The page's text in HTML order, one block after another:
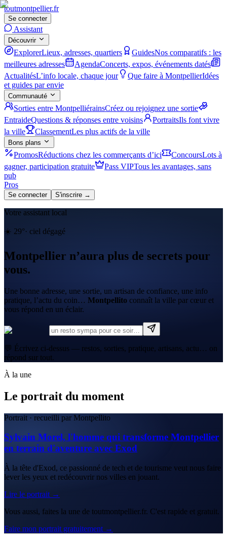
toutmontpellier.fr
Se connecter
Assistant
Découvrir
ExplorerLieux, adresses, quartiers GuidesNos comparatifs : les
meilleures adresses
AgendaConcerts, expos, événements datés
ActualitésL’info locale, chaque jour Que faire à MontpellierIdées
et guides par envie
Communauté
Sorties entre MontpelliérainsCréez ou rejoignez une sortie
EntraideQuestions & réponses entre voisins PortraitsIls font vivre
la ville
ClassementLes plus actifs de la ville
Bons plans
PromosRéductions chez les commerçants d’ici ConcoursLots à
gagner, participation gratuite
Pass VIPTous les avantages, sans
pub
Pros
Se connecter S'inscrire →
Votre assistant local
☀️ 29°· ciel dégagé
Montpellier n’aura plus de secrets pour
vous.
Une bonne adresse, une sortie, un artisan de confiance, une info
pratique, l’actu du coin… Montpellito connaît la ville par cœur et
vous répond en un éclair.
💬 Écrivez ci-dessus — restos, sorties, pratique, artisans, actu… on
répond sur tout.
À la une
Le portrait du moment
Portrait · recueilli par Montpellito
Sylvain Morel, l'homme qui transforme Montpellier
en terrain d'aventure avec Exod
À la tête d'Exod, ce passionné de tech et de tourisme veut nous faire
lever les yeux et redécouvrir nos villes en jouant.
Lire le portrait →
Vous aussi, faites la une de toutmontpellier.fr. C'est rapide et gratuit.
Faire mon portrait gratuitement →